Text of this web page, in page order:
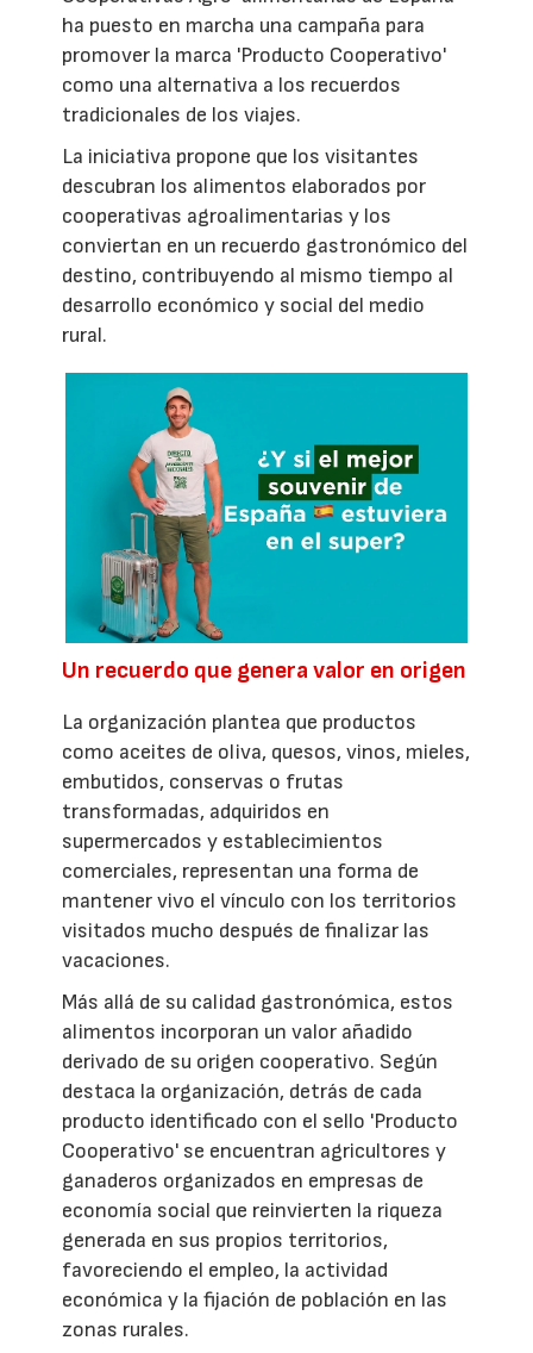
ha puesto en marcha una campaña para
promover la marca 'Producto Cooperativo'
como una alternativa a los recuerdos
tradicionales de los viajes.
La iniciativa propone que los visitantes
descubran los alimentos elaborados por
cooperativas agroalimentarias y los
conviertan en un recuerdo gastronómico del
destino, contribuyendo al mismo tiempo al
desarrollo económico y social del medio
rural.
Un recuerdo que genera valor en origen
La organización plantea que productos
como aceites de oliva, quesos, vinos, mieles,
embutidos, conservas o frutas
transformadas, adquiridos en
supermercados y establecimientos
comerciales, representan una forma de
mantener vivo el vínculo con los territorios
visitados mucho después de finalizar las
vacaciones.
Más allá de su calidad gastronómica, estos
alimentos incorporan un valor añadido
derivado de su origen cooperativo. Según
destaca la organización, detrás de cada
producto identificado con el sello 'Producto
Cooperativo' se encuentran agricultores y
ganaderos organizados en empresas de
economía social que reinvierten la riqueza
generada en sus propios territorios,
favoreciendo el empleo, la actividad
económica y la fijación de población en las
zonas rurales.